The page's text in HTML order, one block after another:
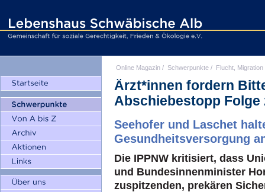
Online Magazin / Schwerpunkte / Flucht, Migration
Ärzt*innen fordern
Abschiebestopp Folge
Seehofer und Laschet
Gesundheitsversorgung
Die IPPNW kritisiert, dass
und Bundesinnenminister
zuspitzenden, prekären